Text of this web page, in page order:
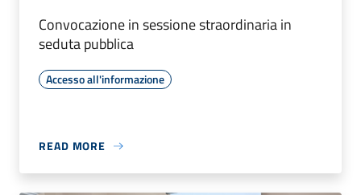
Convocazione in sessione straordinaria in
seduta pubblica
Accesso all'informazione
READ MORE